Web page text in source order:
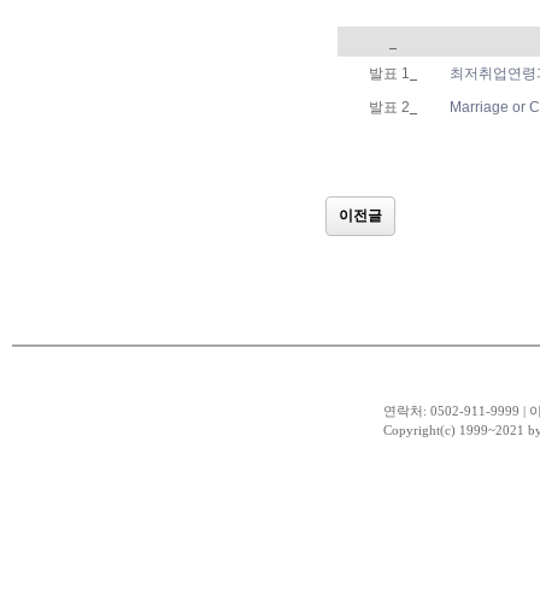
발표 1
최저취업연
발표 2 Marriage or
이전글
연락처: 0502-911-9999 |
Copyright(c) 1999~2021